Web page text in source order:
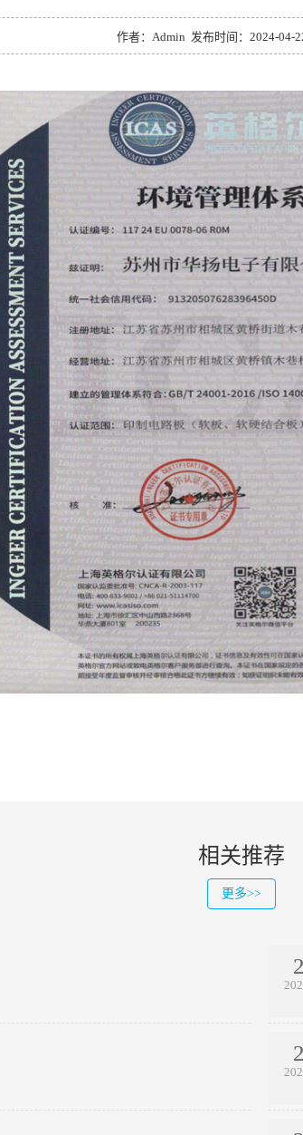
作者：Admin 发布时间：2024-04-
相关推荐
更多>>